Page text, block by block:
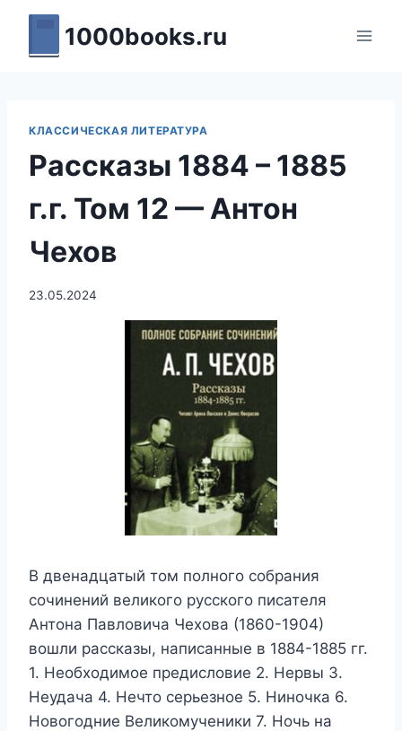
Перейти
содержимому
1000books.ru
КЛАССИЧЕСКАЯ ЛИТЕРАТУРА
Рассказы 1884 – 1885
г.г. Том 12 — Антон
Чехов
23.05.2024
В двенадцатый том полного собрания
сочинений великого русского писателя
Антона Павловича Чехова (1860-1904)
вошли рассказы, написанные в 1884-1885 гг.
1. Необходимое предисловие 2. Нервы 3.
Неудача 4. Нечто серьезное 5. Ниночка 6.
Новогодние Великомученики 7. Ночь на